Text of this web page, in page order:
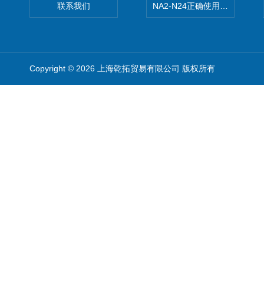
联系我们 NA2-N24正确使用松下安全光
Copyright © 2026 上海乾拓贸易有限公司 版权所有